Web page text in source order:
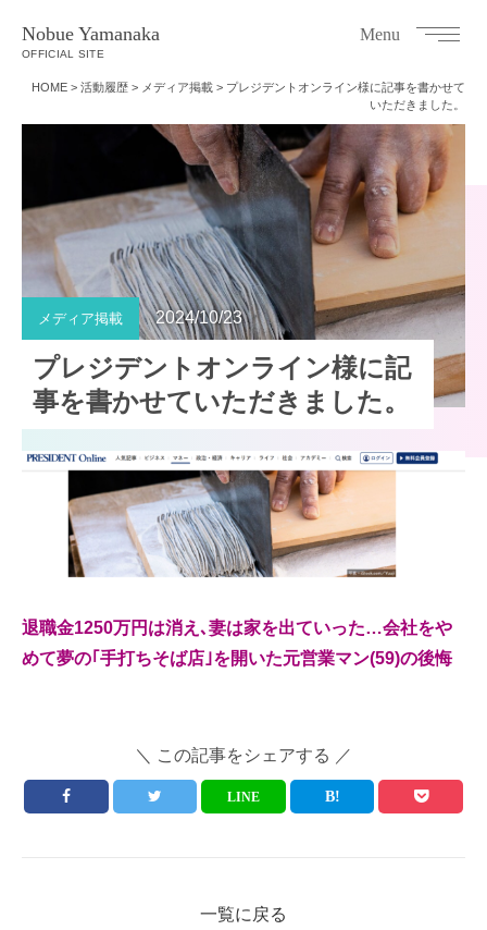
Nobue Yamanaka
OFFICIAL SITE
Menu
HOME > 活動履歴 > メディア掲載 > プレジデントオンライン様に記事を書かせて
いただきました。
メディア掲載 2024/10/23
プレジデントオンライン様に記
事を書かせていただきました。
退職金1250万円は消え､妻は家を出ていった…会社をや
めて夢の｢手打ちそば店｣を開いた元営業マン(59)の後悔
＼ この記事をシェアする ／
LINE
一覧に戻る